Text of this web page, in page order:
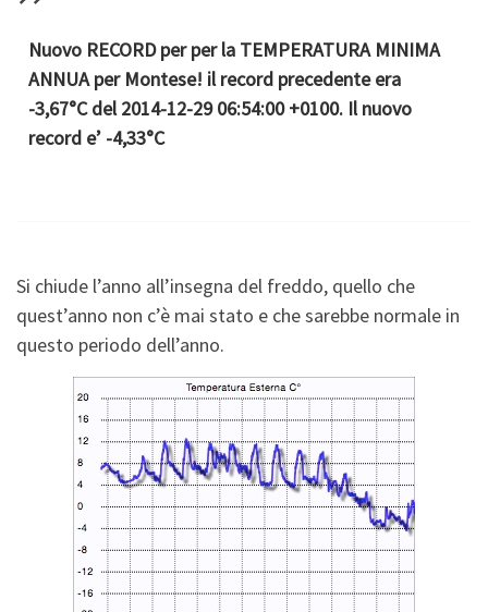
Nuovo RECORD per per la TEMPERATURA MINIMA
ANNUA per Montese! il record precedente era
-3,67°C del 2014-12-29 06:54:00 +0100. Il nuovo
record e’ -4,33°C
Si chiude l’anno all’insegna del freddo, quello che
quest’anno non c’è mai stato e che sarebbe normale in
questo periodo dell’anno.